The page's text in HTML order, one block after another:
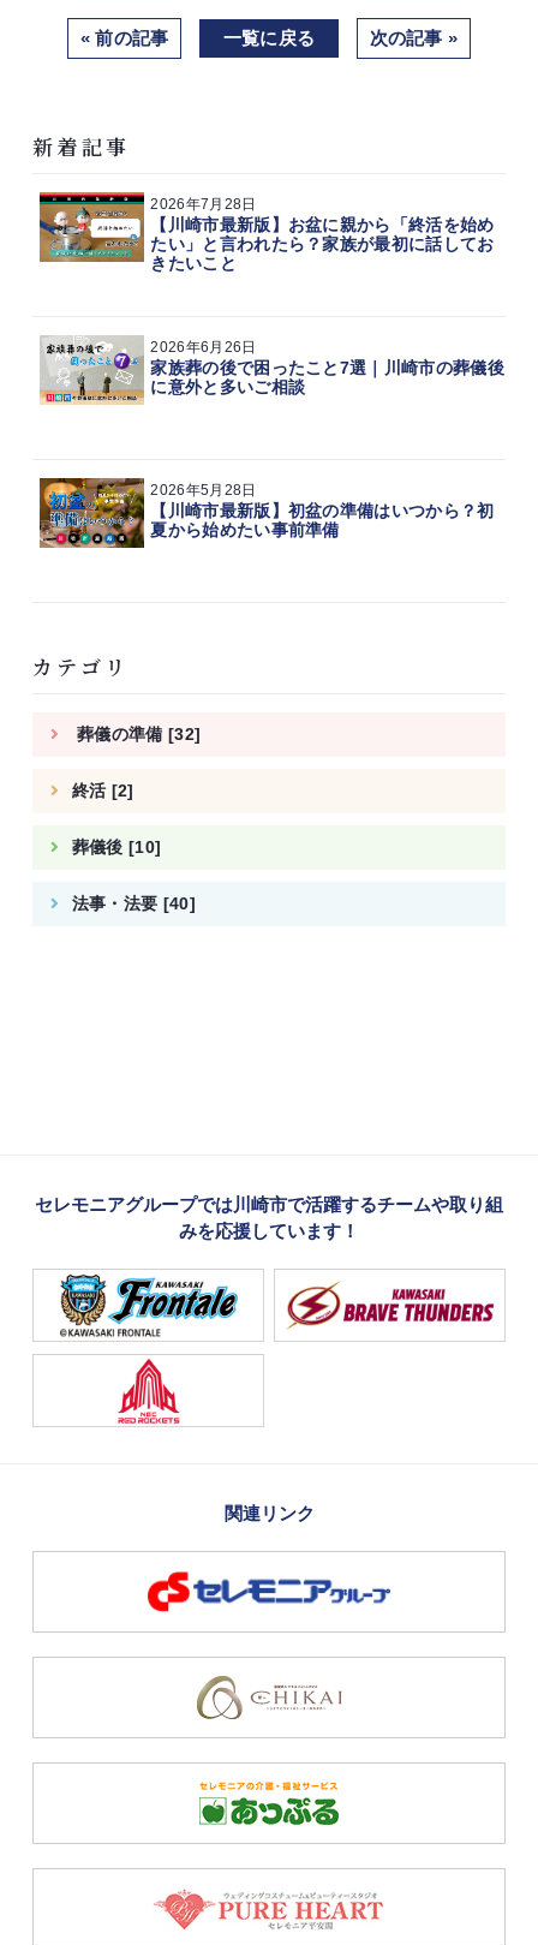
« 前の記事 一覧に戻る 次の記事 »
新着記事
2026年7月28日
【川崎市最新版】お盆に親から「終活を始め
たい」と言われたら？家族が最初に話してお
きたいこと
2026年6月26日
家族葬の後で困ったこと7選｜川崎市の葬儀後
に意外と多いご相談
2026年5月28日
【川崎市最新版】初盆の準備はいつから？初
夏から始めたい事前準備
カテゴリ
葬儀の準備 [32]
終活 [2]
葬儀後 [10]
法事・法要 [40]
セレモニアグループでは川崎市で活躍するチームや取り組
みを応援しています！
関連リンク